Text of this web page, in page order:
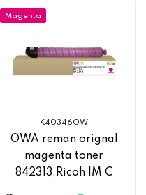
Magenta
K40346OW
OWA reman orignal
magenta toner
842313,Ricoh IM C